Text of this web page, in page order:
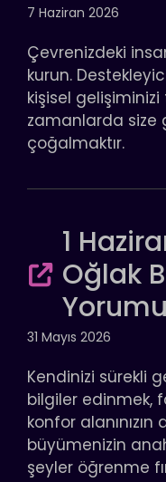
7 Haziran 2026
Çevrenizdeki
kurun.
kişisel
zamanlarda size
çoğalmaktır.
1
Oğlak
Yorumu
31 Mayıs 2026
Kendinizi sürekli
bilgiler edinmek,
konfor alanınızın
büyümenizin
şeyler öğrenme